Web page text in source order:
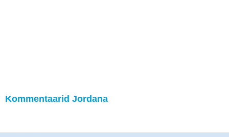
Kommentaarid Jordana